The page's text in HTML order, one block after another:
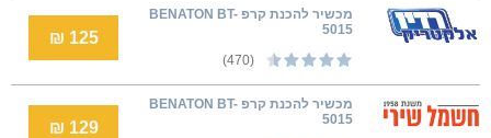
מכשיר להכנת קרפ BENATON BT-
5015
(470)
125 ₪
מכשיר להכנת קרפ BENATON BT-
5015
129 ₪